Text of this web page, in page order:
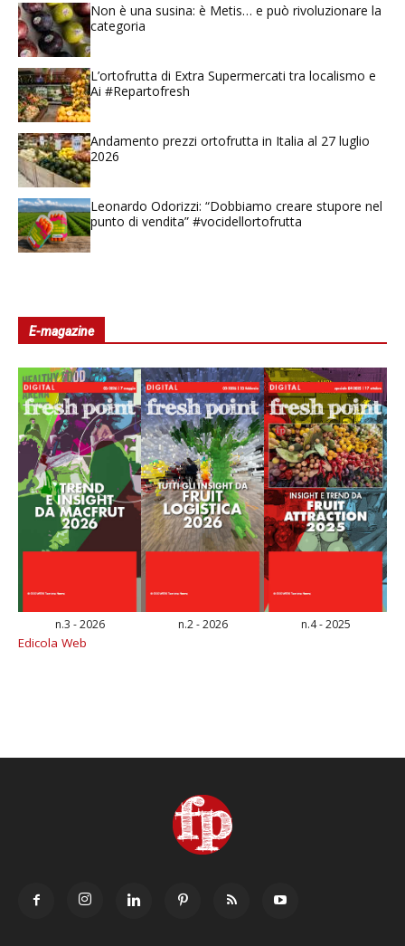
Non è una susina: è Metis… e può rivoluzionare la
categoria
L’ortofrutta di Extra Supermercati tra localismo e
Ai #Repartofresh
Andamento prezzi ortofrutta in Italia al 27 luglio
2026
Leonardo Odorizzi: “Dobbiamo creare stupore nel
punto di vendita” #vocidellortofrutta
E-magazine
n.3 - 2026 n.2 - 2026 n.4 - 2025
Edicola Web